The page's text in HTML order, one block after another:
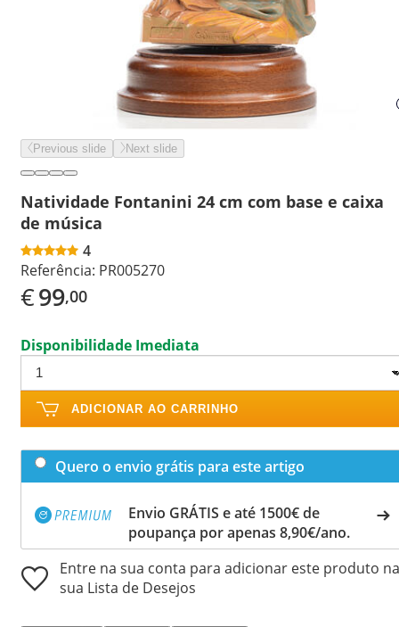
Previous slide Next slide
Natividade Fontanini 24 cm com base e caixa
de música
4
Referência: PR005270
€99,00
Disponibilidade Imediata
ADICIONAR AO CARRINHO
Quero o envio grátis para este artigo
Envio GRÁTIS e até 1500€ de
poupança por apenas 8,90€/ano.
Entre na sua conta para adicionar este produto na
sua Lista de Desejos